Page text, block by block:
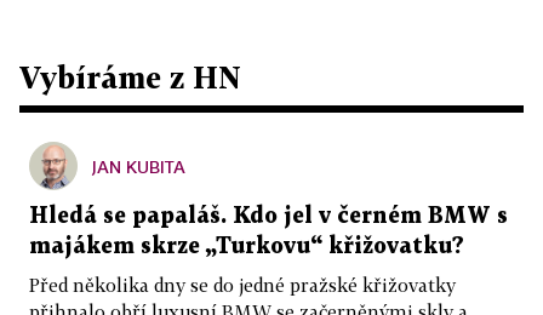
Vybíráme z HN
JAN KUBITA
Hledá se papaláš. Kdo jel v černém BMW s
majákem skrze „Turkovu“ křižovatku?
Před několika dny se do jedné pražské křižovatky